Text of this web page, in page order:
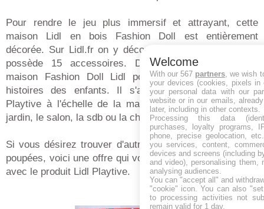
Pour rendre le jeu plus immersif et attrayant, cette
maison Lidl en bois Fashion Doll est entièrement
décorée. Sur Lidl.fr on y découvre ainsi que la maison
possède 15 accessoires. Des accessoires pour la
maison Fashion Doll Lidl pour mettre en scène les
histoires des enfants. Il s'agit de meubles en bois
Playtive à l'échelle de la maisons pour la terrasse, le
jardin, le salon, la sdb ou la chambre à coucher.
Si vous désirez trouver d'autres modèles de maison de
poupées, voici une offre qui vous permettra de comparer
avec le produit Lidl Playtive.
Welcome
With our 567 partners , we wish
your devices (cookies, pixels
your personal data with our
website or in our emails,
later, including in other contexts.
Processing this data
purchases, loyalty programs,
phone, precise geolocation,
you services, content,
devices and screens (including
and video), personalising them,
analysing audiences.
You can "accept all" and
"cookie" icon. You can also
to processing activities not
remain valid for 1 day.